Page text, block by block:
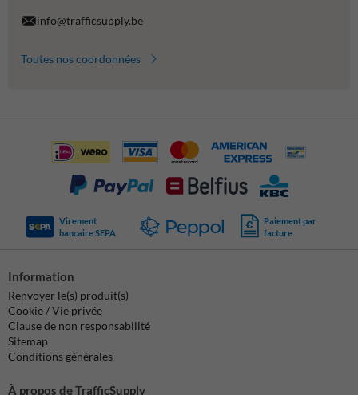
info@trafficsupply.be
Toutes nos coordonnées
Virement
bancaire SEPA
Paiement par
facture
Information
Renvoyer le(s) produit(s)
Cookie / Vie privée
Clause de non responsabilité
Sitemap
Conditions générales
À propos de TrafficSupply